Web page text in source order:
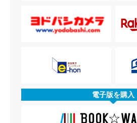
電子版を購入